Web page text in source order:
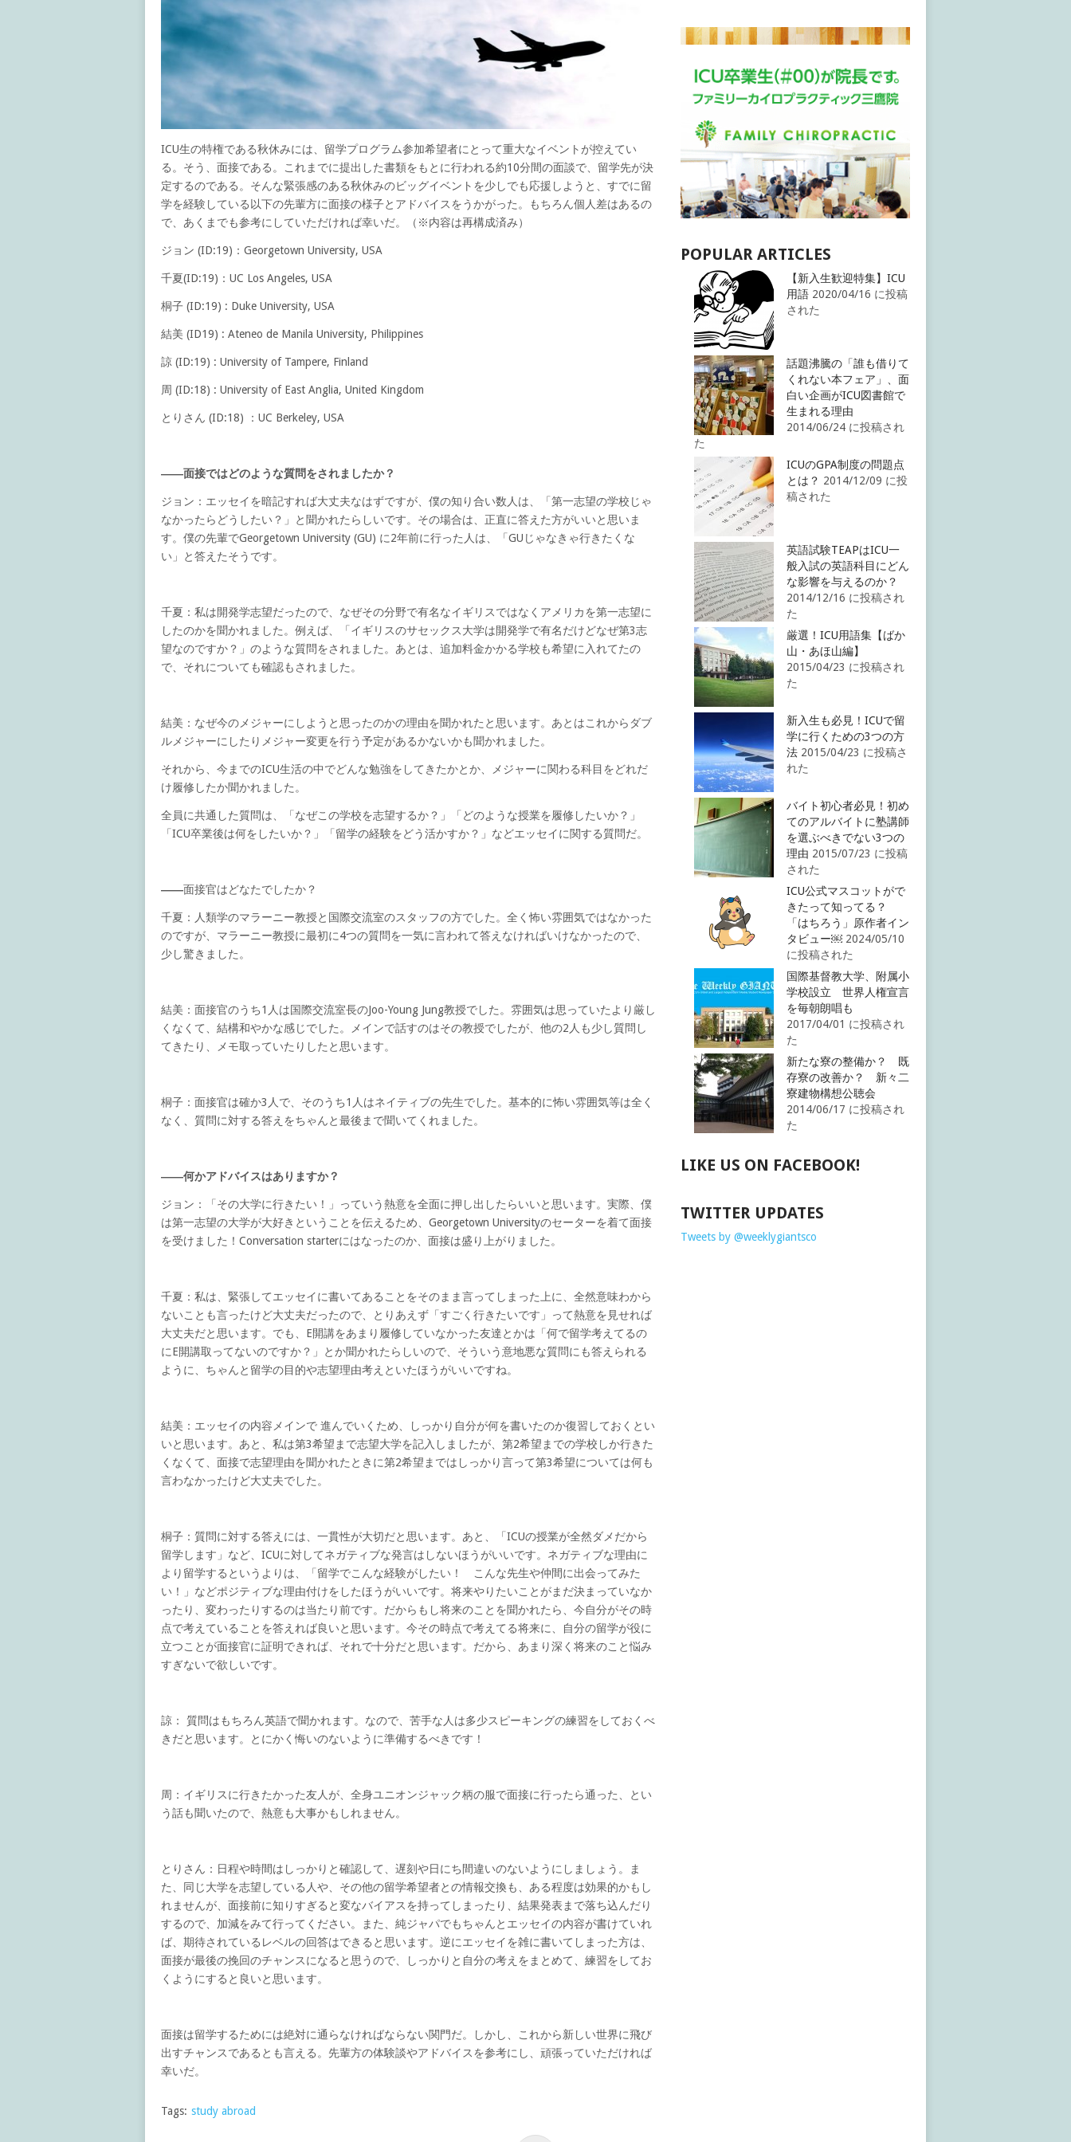
ICU生の特権である秋休みには、留学プログラム参加希望者にとって重大なイベントが控えてい
る。そう、面接である。これまでに提出した書類をもとに行われる約10分間の面談で、留学先が決
定するのである。そんな緊張感のある秋休みのビッグイベントを少しでも応援しようと、すでに留
学を経験している以下の先輩方に面接の様子とアドバイスをうかがった。もちろん個人差はあるの
で、あくまでも参考にしていただければ幸いだ。
（※内容は再構成済み）
ジョン (ID:19)：Georgetown University, USA
千夏(ID:19)：UC Los Angeles, USA
桐子 (ID:19) : Duke University, USA
結美 (ID19) : Ateneo de Manila University, Philippines
諒 (ID:19) : University of Tampere, Finland
周 (ID:18) : University of East Anglia, United Kingdom
とりさん (ID:18) ： UC Berkeley, USA
――面接ではどのような質問をされましたか？
ジョン：エッセイを暗記すれば大丈夫なはずですが、僕の知り合い数人は、「第一志望の学校じゃ
なかったらどうしたい？」と聞かれたらしいです。その場合は、正直に答えた方がいいと思いま
す。僕の先輩でGeorgetown University (GU) に2年前に行った人は、「GUじゃなきゃ行きたくな
い」と答えたそうです。
千夏：私は開発学志望だったので、なぜその分野で有名なイギリスではなくアメリカを第一志望に
したのかを聞かれました。例えば、「イギリスのサセックス大学は開発学で有名だけどなぜ第3志
望なのですか？」のような質問をされました。あとは、追加料金かかる学校も希望に入れてたの
で、それについても確認もされました。
結美：なぜ今のメジャーにしようと思ったのかの理由を聞かれたと思います。あとはこれからダブ
ルメジャーにしたりメジャー変更を行う予定があるかないかも聞かれました。
それから、今までのICU生活の中でどんな勉強をしてきたかとか、メジャーに関わる科目をどれだ
け履修したか聞かれました。
全員に共通した質問は、「なぜこの学校を志望するか？」「どのような授業を履修したいか？」
「ICU卒業後は何をしたいか？」「留学の経験をどう活かすか？」などエッセイに関する質問だ。
――面接官はどなたでしたか？
千夏：人類学のマラーニー教授と国際交流室のスタッフの方でした。全く怖い雰囲気ではなかった
のですが、マラーニー教授に最初に4つの質問を一気に言われて答えなければいけなかったので、
少し驚きました。
結美：面接官のうち1人は国際交流室長のJoo-Young Jung教授でした。雰囲気は思っていたより厳し
くなくて、結構和やかな感じでした。メインで話すのはその教授でしたが、他の2人も少し質問し
てきたり、メモ取っていたりしたと思います。
桐子：面接官は確か3人で、そのうち1人はネイティブの先生でした。基本的に怖い雰囲気等は全く
なく、質問に対する答えをちゃんと最後まで聞いてくれました。
――何かアドバイスはありますか？
ジョン：「その大学に行きたい！」っていう熱意を全面に押し出したらいいと思います。実際、僕
は第一志望の大学が大好きということを伝えるため、Georgetown Universityのセーターを着て面接
を受けました！Conversation starterにはなったのか、面接は盛り上がりました。
千夏：私は、緊張してエッセイに書いてあることをそのまま言ってしまった上に、全然意味わから
ないことも言ったけど大丈夫だったので、とりあえず「すごく行きたいです」って熱意を見せれば
大丈夫だと思います。でも、E開講をあまり履修していなかった友達とかは「何で留学考えてるの
にE開講取ってないのですか？」とか聞かれたらしいので、そういう意地悪な質問にも答えられる
ように、ちゃんと留学の目的や志望理由考えといたほうがいいですね。
結美：エッセイの内容メインで 進んでいくため、しっかり自分が何を書いたのか復習しておくとい
いと思います。あと、私は第3希望まで志望大学を記入しましたが、第2希望までの学校しか行きた
くなくて、面接で志望理由を聞かれたときに第2希望まではしっかり言って第3希望については何も
言わなかったけど大丈夫でした。
桐子：質問に対する答えには、一貫性が大切だと思います。あと、「ICUの授業が全然ダメだから
留学します」など、ICUに対してネガティブな発言はしないほうがいいです。ネガティブな理由に
より留学するというよりは、「留学でこんな経験がしたい！ こんな先生や仲間に出会ってみた
い！」などポジティブな理由付けをしたほうがいいです。将来やりたいことがまだ決まっていなか
ったり、変わったりするのは当たり前です。だからもし将来のことを聞かれたら、今自分がその時
点で考えていることを答えれば良いと思います。今その時点で考えてる将来に、自分の留学が役に
立つことが面接官に証明できれば、それで十分だと思います。だから、あまり深く将来のこと悩み
すぎないで欲しいです。
諒： 質問はもちろん英語で聞かれます。なので、苦手な人は多少スピーキングの練習をしておくべ
きだと思います。とにかく悔いのないように準備するべきです！
周：イギリスに行きたかった友人が、全身ユニオンジャック柄の服で面接に行ったら通った、とい
う話も聞いたので、熱意も大事かもしれません。
とりさん：日程や時間はしっかりと確認して、遅刻や日にち間違いのないようにしましょう。ま
た、同じ大学を志望している人や、その他の留学希望者との情報交換も、ある程度は効果的かもし
れませんが、面接前に知りすぎると変なバイアスを持ってしまったり、結果発表まで落ち込んだり
するので、加減をみて行ってください。また、純ジャパでもちゃんとエッセイの内容が書けていれ
ば、期待されているレベルの回答はできると思います。逆にエッセイを雑に書いてしまった方は、
面接が最後の挽回のチャンスになると思うので、しっかりと自分の考えをまとめて、練習をしてお
くようにすると良いと思います。
面接は留学するためには絶対に通らなければならない関門だ。しかし、これから新しい世界に飛び
出すチャンスであるとも言える。先輩方の体験談やアドバイスを参考にし、頑張っていただければ
幸いだ。
Tags: study abroad
POPULAR ARTICLES
【新入生歓迎特集】ICU
用語 2020/04/16 に投稿
された
話題沸騰の「誰も借りて
くれない本フェア」、面
白い企画がICU図書館で
生まれる理由
2014/06/24 に投稿され
た
ICUのGPA制度の問題点
とは？ 2014/12/09 に投
稿された
英語試験TEAPはICU一
般入試の英語科目にどん
な影響を与えるのか？
2014/12/16 に投稿され
た
厳選！ICU用語集【ばか
山・あほ山編】
2015/04/23 に投稿され
た
新入生も必見！ICUで留
学に行くための3つの方
法 2015/04/23 に投稿さ
れた
バイト初心者必見！初め
てのアルバイトに塾講師
を選ぶべきでない3つの
理由 2015/07/23 に投稿
された
ICU公式マスコットがで
きたって知ってる？
「はちろう」原作者イン
タビュー￼ 2024/05/10
に投稿された
国際基督教大学、附属小
学校設立 世界人権宣言
を毎朝朗唱も
2017/04/01 に投稿され
た
新たな寮の整備か？ 既
存寮の改善か？ 新々二
寮建物構想公聴会
2014/06/17 に投稿され
た
LIKE US ON FACEBOOK!
TWITTER UPDATES
Tweets by @weeklygiantsco